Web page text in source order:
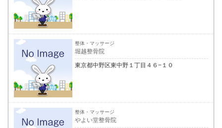
整体・マッサージ
堀越整骨院
東京都中野区東中野１丁目４６−１０
整体・マッサージ
やよい堂整骨院